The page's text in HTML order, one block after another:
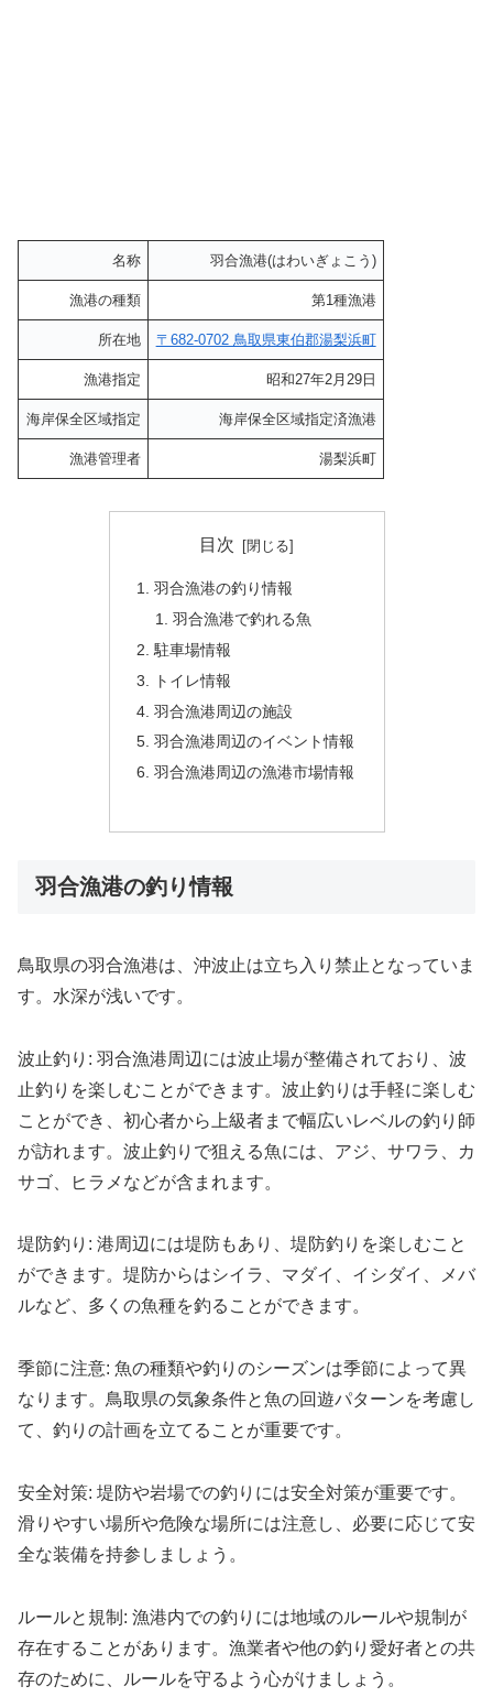
名称 羽合漁港(はわいぎょこう)
漁港の種類 第1種漁港
所在地 〒682-0702 鳥取県東伯郡湯梨浜町
漁港指定 昭和27年2月29日
海岸保全区域指定 海岸保全区域指定済漁港
漁港管理者 湯梨浜町
目次
羽合漁港の釣り情報
羽合漁港で釣れる魚
駐車場情報
トイレ情報
羽合漁港周辺の施設
羽合漁港周辺のイベント情報
羽合漁港周辺の漁港市場情報
羽合漁港の釣り情報
鳥取県の羽合漁港は、沖波止は立ち入り禁止となっていま
す。水深が浅いです。
波止釣り: 羽合漁港周辺には波止場が整備されており、波
止釣りを楽しむことができます。波止釣りは手軽に楽しむ
ことができ、初心者から上級者まで幅広いレベルの釣り師
が訪れます。波止釣りで狙える魚には、アジ、サワラ、カ
サゴ、ヒラメなどが含まれます。
堤防釣り: 港周辺には堤防もあり、堤防釣りを楽しむこと
ができます。堤防からはシイラ、マダイ、イシダイ、メバ
ルなど、多くの魚種を釣ることができます。
季節に注意: 魚の種類や釣りのシーズンは季節によって異
なります。鳥取県の気象条件と魚の回遊パターンを考慮し
て、釣りの計画を立てることが重要です。
安全対策: 堤防や岩場での釣りには安全対策が重要です。
滑りやすい場所や危険な場所には注意し、必要に応じて安
全な装備を持参しましょう。
ルールと規制: 漁港内での釣りには地域のルールや規制が
存在することがあります。漁業者や他の釣り愛好者との共
存のために、ルールを守るよう心がけましょう。